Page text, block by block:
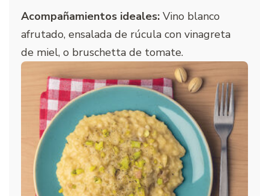
Acompañamientos ideales: Vino blanco
afrutado, ensalada de rúcula con vinagreta
de miel, o bruschetta de tomate.